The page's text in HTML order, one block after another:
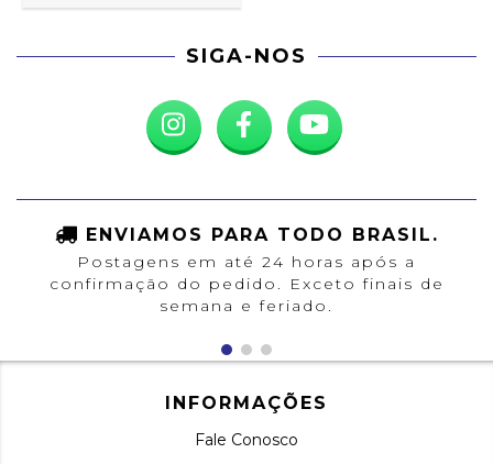
SIGA-NOS
ENVIAMOS PARA TODO BRASIL.
Postagens em até 24 horas após a
confirmação do pedido. Exceto finais de
semana e feriado.
INFORMAÇÕES
Fale Conosco